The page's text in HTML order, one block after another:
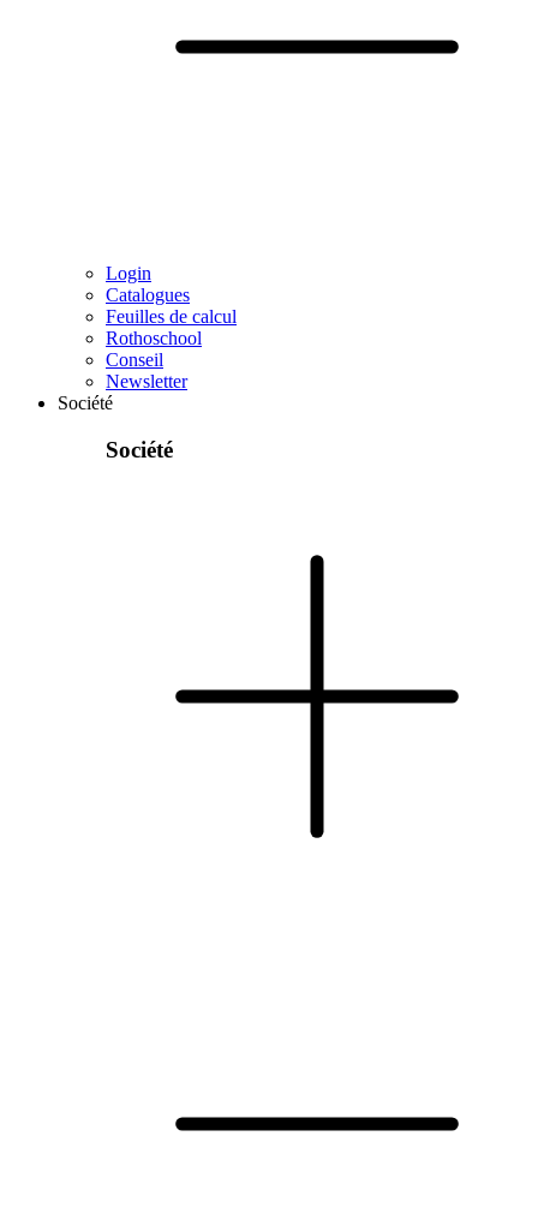
Login
Catalogues
Feuilles de calcul
Rothoschool
Conseil
Newsletter
Société
Société